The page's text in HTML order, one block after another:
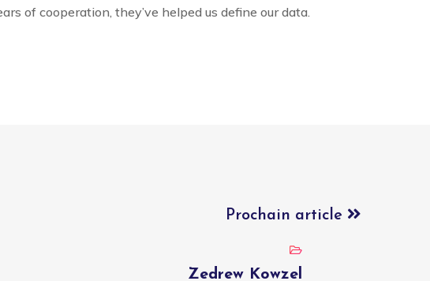
of cooperation, they’ve helped us define our data.
Prochain article
Zedrew Kowzel